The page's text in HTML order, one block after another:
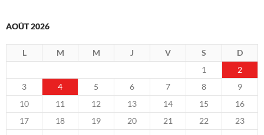
AOÛT 2026
L M M J V S
D
1
2
3
4 5 6 7 8
9
10
11 12 13 14 15
16
17
18 19 20 21 22
23